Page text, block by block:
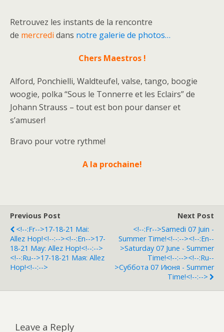
Retrouvez les instants de la rencontre
de mercredi dans notre galerie de photos…
Chers Maestros !
Alford, Ponchielli, Waldteufel, valse, tango, boogie
woogie, polka “Sous le Tonnerre et les Eclairs” de
Johann Strauss – tout est bon pour danser et
s’amuser!
Bravo pour votre rythme!
A la prochaine!
Previous Post
<!--:fr-->17-18-21 Mai:
Allez Hop!<!--:--><!--:en-->17-
18-21 May: Allez Hop!<!--:-->
<!--:ru-->17-18-21 Мая: Allez
Hop!<!--:-->
Next Post
<!--:fr-->Samedi 07 Juin -
Summer Time!<!--:--><!--:en--
>Saturday 07 June - Summer
Time!<!--:--><!--:ru--
>Суббота 07 Июня - Summer
Time!<!--:-->
Leave a Reply